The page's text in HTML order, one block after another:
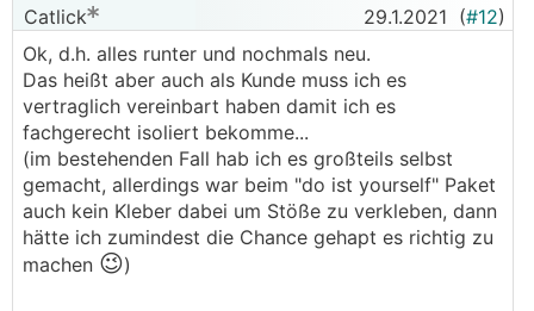
Catlick 29.1.2021 (#12)
Ok, d.h. alles runter und nochmals neu.
Das heißt aber auch als Kunde muss ich es
vertraglich vereinbart haben damit ich es
fachgerecht isoliert bekomme...
(im bestehenden Fall hab ich es großteils selbst
gemacht, allerdings war beim "do ist yourself" Paket
auch kein Kleber dabei um Stöße zu verkleben, dann
hätte ich zumindest die Chance gehapt es richtig zu
machen 😉)